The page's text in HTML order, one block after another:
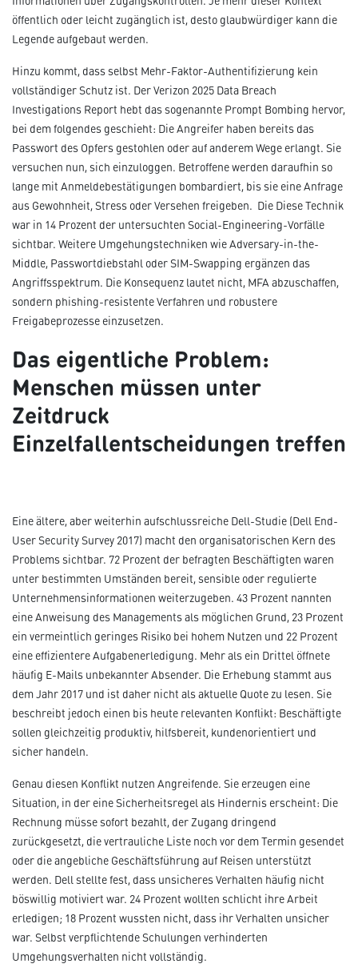
öffentlich oder leicht zugänglich ist, desto glaubwürdiger kann die
Legende aufgebaut werden.
Hinzu kommt, dass selbst Mehr-Faktor-Authentifizierung kein
vollständiger Schutz ist. Der Verizon 2025 Data Breach
Investigations Report hebt das sogenannte Prompt Bombing hervor,
bei dem folgendes geschieht: Die Angreifer haben bereits das
Passwort des Opfers gestohlen oder auf anderem Wege erlangt. Sie
versuchen nun, sich einzuloggen. Betroffene werden daraufhin so
lange mit Anmeldebestätigungen bombardiert, bis sie eine Anfrage
aus Gewohnheit, Stress oder Versehen freigeben. Die Diese Technik
war in 14 Prozent der untersuchten Social-Engineering-Vorfälle
sichtbar. Weitere Umgehungstechniken wie Adversary-in-the-
Middle, Passwortdiebstahl oder SIM-Swapping ergänzen das
Angriffsspektrum. Die Konsequenz lautet nicht, MFA abzuschaffen,
sondern phishing-resistente Verfahren und robustere
Freigabeprozesse einzusetzen.
Das eigentliche Problem:
Menschen müssen unter
Zeitdruck
Einzelfallentscheidungen treffen
Eine ältere, aber weiterhin aufschlussreiche Dell-Studie (Dell End-
User Security Survey 2017) macht den organisatorischen Kern des
Problems sichtbar. 72 Prozent der befragten Beschäftigten waren
unter bestimmten Umständen bereit, sensible oder regulierte
Unternehmensinformationen weiterzugeben. 43 Prozent nannten
eine Anweisung des Managements als möglichen Grund, 23 Prozent
ein vermeintlich geringes Risiko bei hohem Nutzen und 22 Prozent
eine effizientere Aufgabenerledigung. Mehr als ein Drittel öffnete
häufig E-Mails unbekannter Absender. Die Erhebung stammt aus
dem Jahr 2017 und ist daher nicht als aktuelle Quote zu lesen. Sie
beschreibt jedoch einen bis heute relevanten Konflikt: Beschäftigte
sollen gleichzeitig produktiv, hilfsbereit, kundenorientiert und
sicher handeln.
Genau diesen Konflikt nutzen Angreifende. Sie erzeugen eine
Situation, in der eine Sicherheitsregel als Hindernis erscheint: Die
Rechnung müsse sofort bezahlt, der Zugang dringend
zurückgesetzt, die vertrauliche Liste noch vor dem Termin gesendet
oder die angebliche Geschäftsführung auf Reisen unterstützt
werden. Dell stellte fest, dass unsicheres Verhalten häufig nicht
böswillig motiviert war. 24 Prozent wollten schlicht ihre Arbeit
erledigen; 18 Prozent wussten nicht, dass ihr Verhalten unsicher
war. Selbst verpflichtende Schulungen verhinderten
Umgehungsverhalten nicht vollständig.